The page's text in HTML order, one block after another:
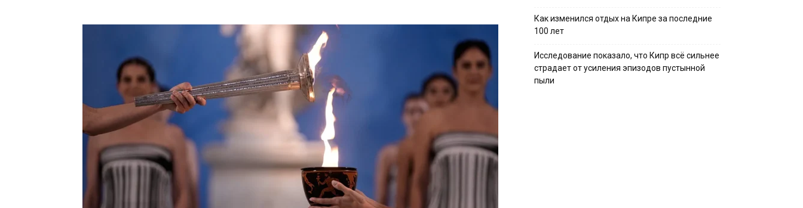
Как изменился отдых на Кипре за последние
100 лет
Исследование показало, что Кипр всё сильнее
страдает от усиления эпизодов пустынной
пыли